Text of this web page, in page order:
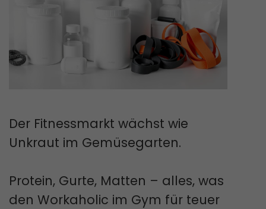
Der Fitnessmarkt wächst wie
Unkraut im Gemüsegarten.
Protein, Gurte, Matten – alles, was
den Workaholic im Gym für teuer